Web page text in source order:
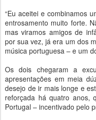
“Eu aceitei e combinamos
entrosamento muito forte.
mas viramos amigos de
por sua vez, já era um dos
música portuguesa – e um
Os dois chegaram a
apresentações em meia
desejo de ir mais longe e
reforçada há quatro anos,
Portugal – incentivado pelo